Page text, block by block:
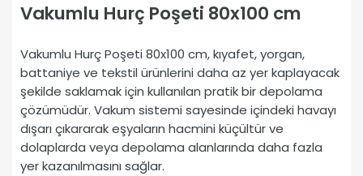
Vakumlu Hurç Poşeti 80x100 cm
Vakumlu Hurç Poşeti 80x100 cm, kıyafet, yorgan,
battaniye ve tekstil ürünlerini daha az yer kaplayacak
şekilde saklamak için kullanılan pratik bir depolama
çözümüdür. Vakum sistemi sayesinde içindeki havayı
dışarı çıkararak eşyaların hacmini küçültür ve
dolaplarda veya depolama alanlarında daha fazla
yer kazanılmasını sağlar.